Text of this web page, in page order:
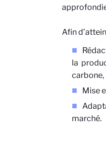
Afin
la
carbone,
Mise
marché.